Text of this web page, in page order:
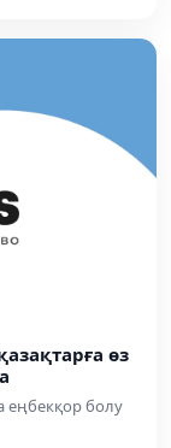
өз
еңбекқор болу